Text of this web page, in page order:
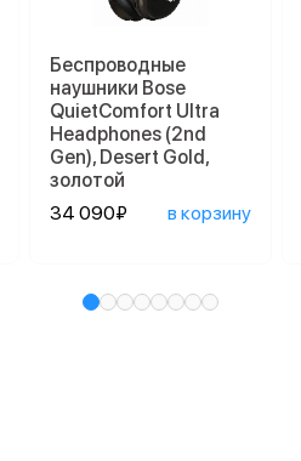
Беспроводные
наушники Bose
QuietComfort Ultra
Headphones (2nd
Gen), Desert Gold,
золотой
34 090₽
в корзину